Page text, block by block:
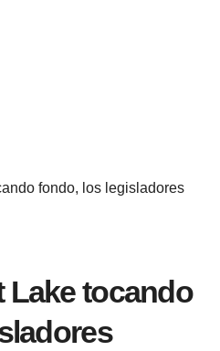
fondo, los legisladores
Lake tocando